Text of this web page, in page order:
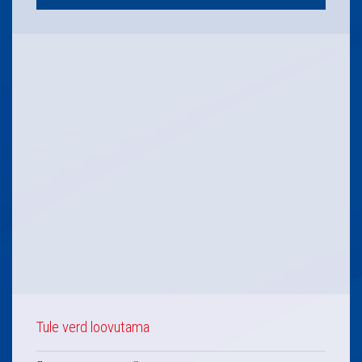
Tule verd loovutama